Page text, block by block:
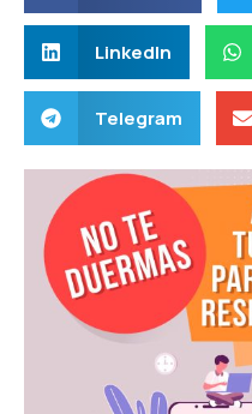
LinkedIn
Telegram